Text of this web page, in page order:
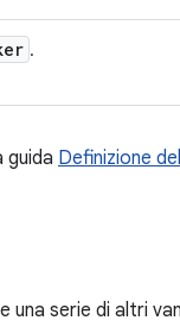
.
guida Definizione
una serie di altri